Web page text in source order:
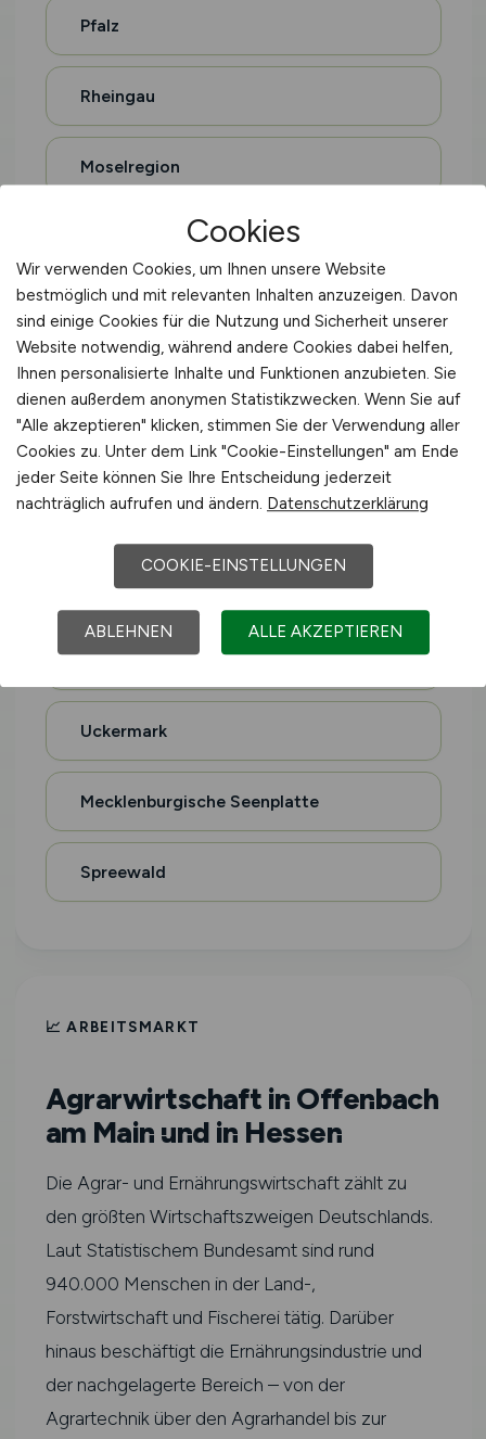
Pfalz
Rheingau
Moselregion
Hohenlohe
Oberschwaben
Sauerland
Holsteinische Schweiz
Magdeburger Börde
Uckermark
Mecklenburgische Seenplatte
Spreewald
📈 ARBEITSMARKT
Agrarwirtschaft in Offenbach
am Main und in Hessen
Die Agrar- und Ernährungswirtschaft zählt zu
den größten Wirtschaftszweigen Deutschlands.
Laut Statistischem Bundesamt sind rund
940.000 Menschen in der Land-,
Forstwirtschaft und Fischerei tätig. Darüber
hinaus beschäftigt die Ernährungsindustrie und
der nachgelagerte Bereich – von der
Agrartechnik über den Agrarhandel bis zur
Cookies
Wir verwenden Cookies, um Ihnen unsere Website
bestmöglich und mit relevanten Inhalten anzuzeigen. Davon
sind einige Cookies für die Nutzung und Sicherheit unserer
Website notwendig, während andere Cookies dabei helfen,
Ihnen personalisierte Inhalte und Funktionen anzubieten. Sie
dienen außerdem anonymen Statistikzwecken. Wenn Sie auf
"Alle akzeptieren" klicken, stimmen Sie der Verwendung aller
Cookies zu. Unter dem Link "Cookie-Einstellungen" am Ende
jeder Seite können Sie Ihre Entscheidung jederzeit
nachträglich aufrufen und ändern. Datenschutzerklärung
COOKIE-EINSTELLUNGEN
ABLEHNEN ALLE AKZEPTIEREN